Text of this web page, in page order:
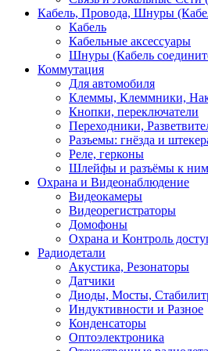
Кабель, Провода, Шнуры
Кабель
Кабельные аксессуары
Шнуры (Кабель
Коммутация
Для автомобиля
Клеммы, Клеммники,
Кнопки, переключатели
Переходники,
Разъемы: гнёзда и
Реле, герконы
Шлейфы и разъёмы к ним
Охрана и Видеонаблюдение
Видеокамеры
Видеорегистраторы
Домофоны
Охрана и Контроль
Радиодетали
Акустика, Резонаторы
Датчики
Диоды, Мосты,
Индуктивности и Разное
Конденсаторы
Оптоэлектроника